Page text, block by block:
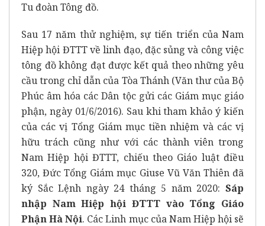
Tu đoàn Tông đồ.
Sau 17 năm thử nghiệm, sự tiến triển của Nam
Hiệp hội ĐTTT về linh đạo, đặc sủng và công việc
tông đồ không đạt được kết quả theo những yêu
cầu trong chỉ dẫn của Tòa Thánh (Văn thư của Bộ
Phúc âm hóa các Dân tộc gửi các Giám mục giáo
phận, ngày 01/6/2016). Sau khi tham khảo ý kiến
của các vị Tổng Giám mục tiền nhiệm và các vị
hữu trách cũng như với các thành viên trong
Nam Hiệp hội ĐTTT, chiếu theo Giáo luật điều
320, Đức Tổng Giám mục Giuse Vũ Văn Thiên đã
ký Sắc Lệnh ngày 24 tháng 5 năm 2020: Sáp
nhập Nam Hiệp hội ĐTTT vào Tổng Giáo
Phận Hà Nội. Các Linh mục của Nam Hiệp hội sẽ